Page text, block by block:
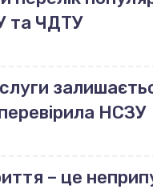
та ЧДТУ
НСЗУ
– це